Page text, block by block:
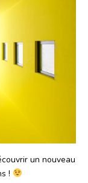
un nouveau
!